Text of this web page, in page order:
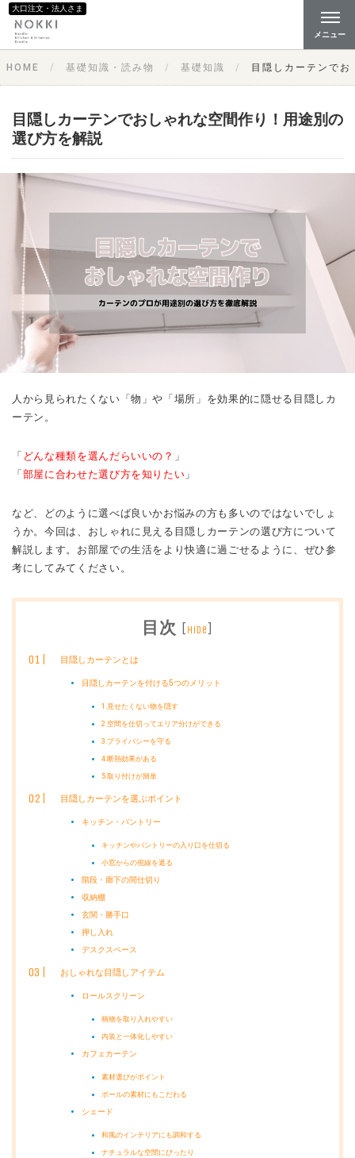
大口注文・法人さま
メニュー
HOME 基礎知識・読み物 基礎知識 目隠しカーテンで
目隠しカーテンでおしゃれな空間作り！用途別の
選び方を解説
人から見られたくない「物」や「場所」を効果的に隠せる目隠しカ
ーテン。
「 どんな種類を選んだらいいの？ 」
「 部屋に合わせた選び方を知りたい 」
など、どのように選べば良いかお悩みの方も多いのではないでしょ
うか。今回は、おしゃれに見える目隠しカーテンの選び方について
解説します。お部屋での生活をより快適に過ごせるように、ぜひ参
考にしてみてください。
目次 [hide]
目隠しカーテンとは
目隠しカーテンを付ける5つのメリット
1.見せたくない物を隠す
2.空間を仕切ってエリア分けができる
3.プライバシーを守る
4.断熱効果がある
5.取り付けが簡単
目隠しカーテンを選ぶポイント
キッチン・パントリー
キッチンやパントリーの入り口を仕切る
小窓からの視線を遮る
階段・廊下の間仕切り
収納棚
玄関・勝手口
押し入れ
デスクスペース
おしゃれな目隠しアイテム
ロールスクリーン
柄物を取り入れやすい
内装と一体化しやすい
カフェカーテン
素材選びがポイント
ポールの素材にもこだわる
シェード
和風のインテリアにも調和する
ナチュラルな空間にぴったり